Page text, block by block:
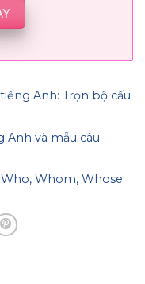
Anh: Trọn bộ cấu
Anh và mẫu câu
Whom, Whose